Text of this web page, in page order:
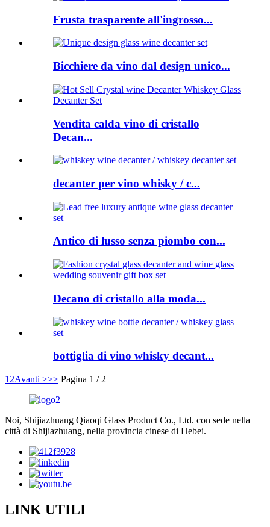
Frusta trasparente all'ingrosso...
Bicchiere da vino dal design unico...
Vendita calda vino di cristallo
Decan...
decanter per vino whisky / c...
Antico di lusso senza piombo con...
Decano di cristallo alla moda...
bottiglia di vino whisky decant...
1 2Avanti >>> Pagina 1 / 2
Noi, Shijiazhuang Qiaoqi Glass Product Co., Ltd. con sede nella
città di Shijiazhuang, nella provincia cinese di Hebei.
LINK UTILI